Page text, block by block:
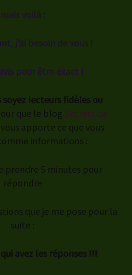
mais voilà :
j’ai besoin de vous !
pour être exact !
soyez lecteurs fidèles ou
que le blog Secrets de
vous apporte ce que vous
informations :
prendre 5 minutes pour
répondre
que je me pose pour la
suite :
qui avez les réponses !!!